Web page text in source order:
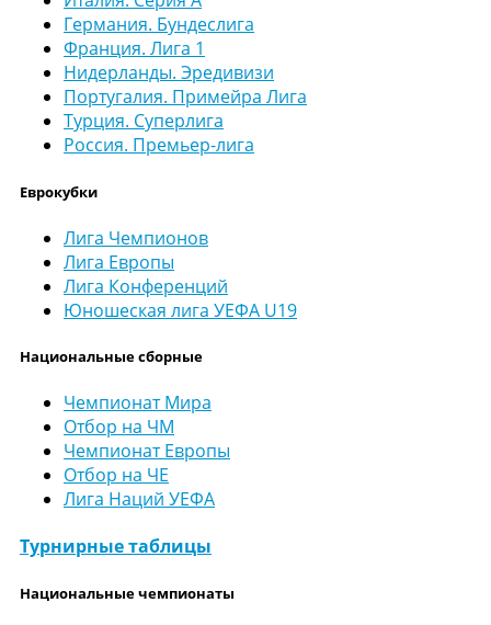
Германия. Бундеслига
Франция. Лига 1
Нидерланды. Эредивизи
Португалия. Примейра Лига
Турция. Суперлига
Россия. Премьер-лига
Еврокубки
Лига Чемпионов
Лига Европы
Лига Конференций
Юношеская лига УЕФА U19
Национальные сборные
Чемпионат Мира
Отбор на ЧМ
Чемпионат Европы
Отбор на ЧЕ
Лига Наций УЕФА
Турнирные таблицы
Национальные чемпионаты